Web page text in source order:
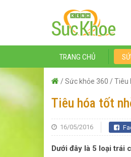
TRANG CHỦ
/Sức khỏe 360 /Tiêu
Tiêu hóa tốt
16/05/2016
Dưới đây là 5 loại trái